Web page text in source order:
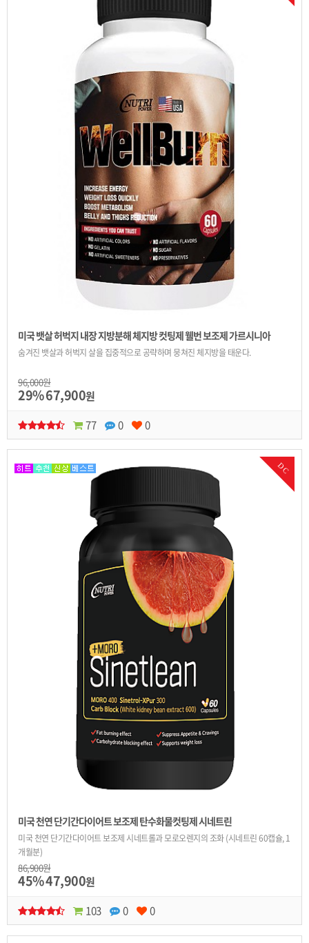
미국 뱃살 허벅지 내장 지방분해 체지방 컷팅제 웰번 보조제 가르시니아
숨겨진 뱃살과 허벅지 살을 집중적으로 공략하며 뭉쳐진 체지방을 태운다.
96,000원
29%67,900원
77
0 0
DC
미국 천연 단기간다이어트 보조제 탄수화물컷팅제 시네트린
미국 천연 단기간다이어트 보조제 시네트롤과 모로오렌지의 조화 (시네트린 60캡슐, 1
개월분)
86,900원
45%47,900원
103
0 0